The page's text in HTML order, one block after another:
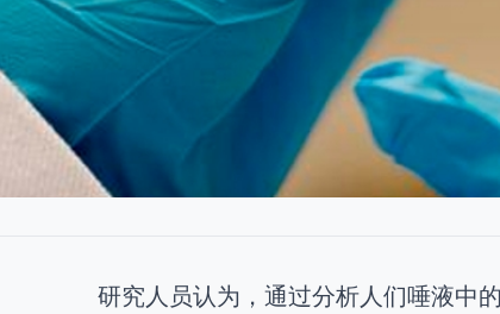
研究人员认为，通过分析人们唾液